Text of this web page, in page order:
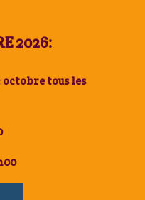
2026:
octobre tous les